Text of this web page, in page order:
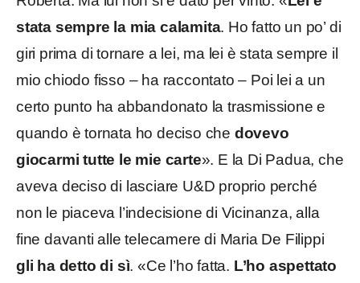
stata sempre la mia calamita. Ho fatto un po’ di
giri prima di tornare a lei, ma lei è stata sempre il
mio chiodo fisso – ha raccontato – Poi lei a un
certo punto ha abbandonato la trasmissione e
quando è tornata ho deciso che dovevo
giocarmi tutte le mie carte». E la Di Padua, che
aveva deciso di lasciare U&D proprio perché
non le piaceva l’indecisione di Vicinanza, alla
fine davanti alle telecamere di Maria De Filippi
gli ha detto di sì. «Ce l’ho fatta. L’ho aspettato